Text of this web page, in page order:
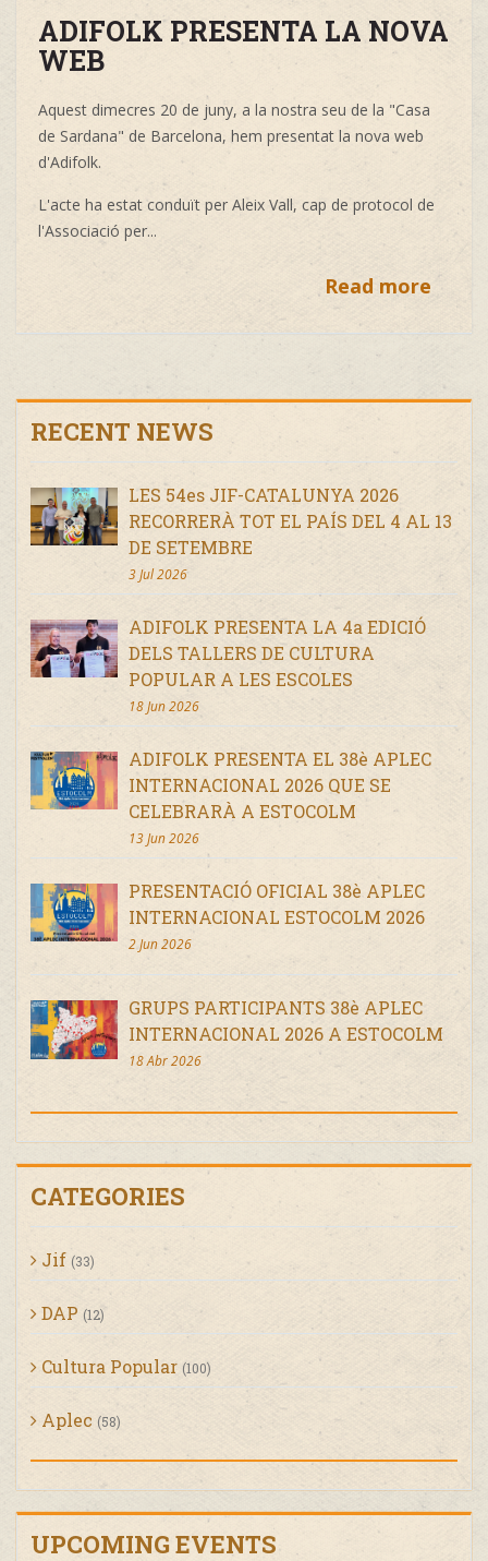
ADIFOLK PRESENTA LA NOVA
WEB
Aquest dimecres 20 de juny, a la nostra seu de la "Casa
de Sardana" de Barcelona, hem presentat la nova web
d'Adifolk.
L'acte ha estat conduït per Aleix Vall, cap de protocol de
l'Associació per...
Read more
RECENT NEWS
LES 54es JIF-CATALUNYA 2026
RECORRERÀ TOT EL PAÍS DEL 4 AL 13
DE SETEMBRE
3 Jul 2026
ADIFOLK PRESENTA LA 4a EDICIÓ
DELS TALLERS DE CULTURA
POPULAR A LES ESCOLES
18 Jun 2026
ADIFOLK PRESENTA EL 38è APLEC
INTERNACIONAL 2026 QUE SE
CELEBRARÀ A ESTOCOLM
13 Jun 2026
PRESENTACIÓ OFICIAL 38è APLEC
INTERNACIONAL ESTOCOLM 2026
2 Jun 2026
GRUPS PARTICIPANTS 38è APLEC
INTERNACIONAL 2026 A ESTOCOLM
18 Abr 2026
CATEGORIES
Jif (33)
DAP (12)
Cultura Popular (100)
Aplec (58)
UPCOMING EVENTS